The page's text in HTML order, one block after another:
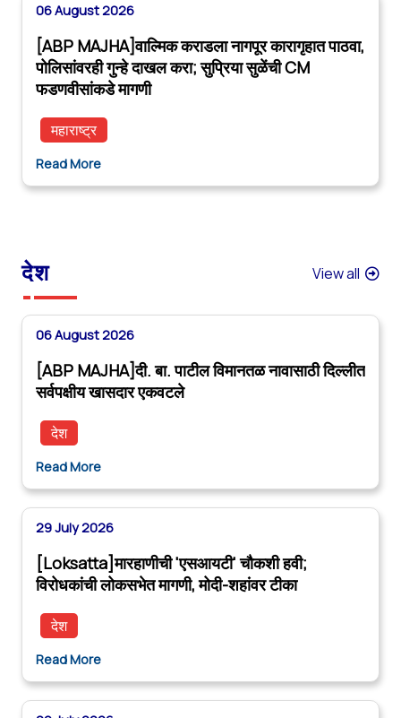
06 August 2026
[ABP MAJHA]वाल्मिक कराडला नागपूर कारागृहात पाठवा,
पोलिसांवरही गुन्हे दाखल करा; सुप्रिया सुळेंची CM
फडणवीसांकडे मागणी
महाराष्ट्र
Read More
देश View all
06 August 2026
[ABP MAJHA]दी. बा. पाटील विमानतळ नावासाठी दिल्लीत
सर्वपक्षीय खासदार एकवटले
देश
Read More
29 July 2026
[Loksatta]मारहाणीची 'एसआयटी' चौकशी हवी;
विरोधकांची लोकसभेत मागणी, मोदी-शहांवर टीका
देश
Read More